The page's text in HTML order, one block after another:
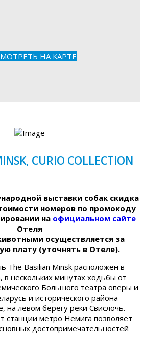
НА КАРТЕ
CURIO COLLECTION
выставки собак скидка
номеров по промокоду
на официальном сайте
Отеля
осуществляется за
плату (уточнять в Отеле).
The Basilian Minsk расположен в
нескольких минутах ходьбы от
Большого театра оперы и
и исторического района
на левом берегу реки Свислочь.
станции метро Немига позволяет
достопримечательностей